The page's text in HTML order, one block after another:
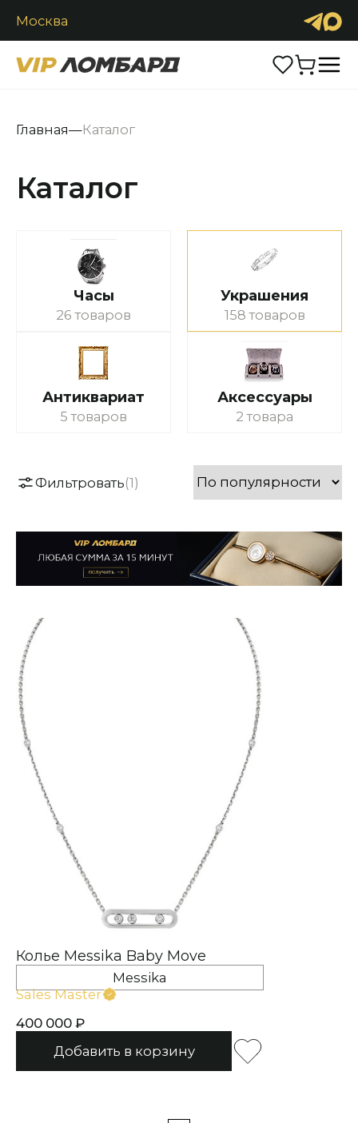
Москва
Продать Обменять
Главная—Каталог
Каталог
Часы
26 товаров
Украшения
158 товаров
Антиквариат
5 товаров
Аксессуары
2 товара
Фильтровать(1)
Колье Messika Baby Move
Messika
Sales Master
400 000